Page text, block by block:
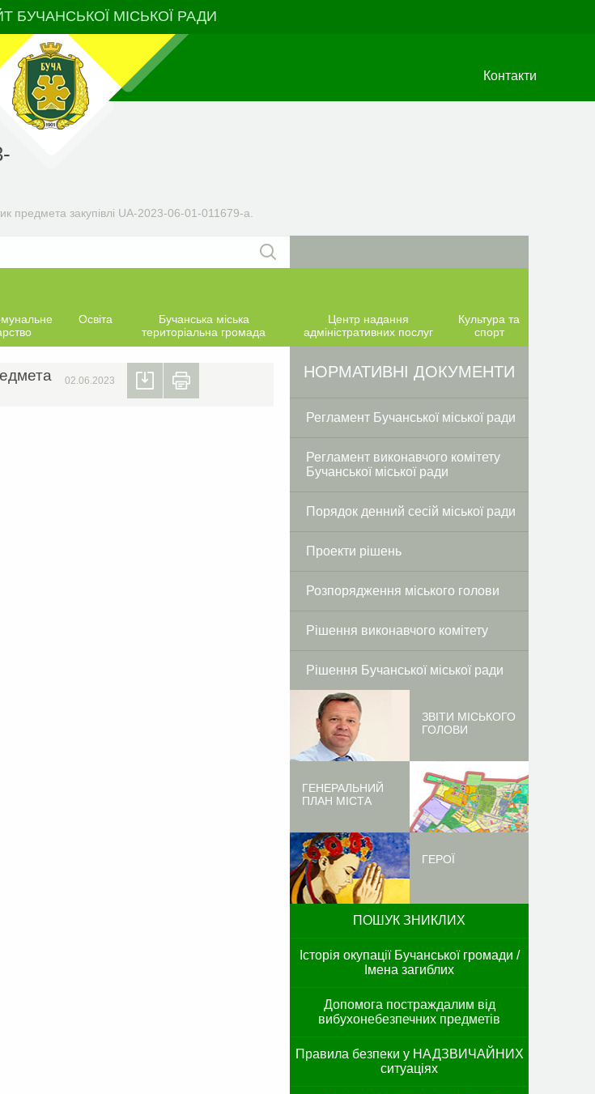
БУЧАНСЬКОЇ МІСЬКОЇ РАДИ
Контакти
предмета закупівлі UA-2023-06-01-011679-а.
Освіта
Бучанська міська
територіальна громада
Центр надання
адміністративних послуг
Культура та
спорт
02.06.2023 Facebook
Twitter
НОРМАТИВНІ ДОКУМЕНТИ
Регламент Бучанської міської ради
Регламент виконавчого комітету
Бучанської міської ради
Порядок денний сесій міської ради
Проекти рішень
Розпорядження міського голови
Рішення виконавчого комітету
Рішення Бучанської міської ради
ЗВІТИ МІСЬКОГО
ГОЛОВИ
ГЕНЕРАЛЬНИЙ
ПЛАН МІСТА
ГЕРОЇ
ПОШУК ЗНИКЛИХ
Історія окупації Бучанської громади /
Імена загиблих
Допомога постраждалим від
вибухонебезпечних предметів
Правила безпеки у НАДЗВИЧАЙНИХ
ситуаціях